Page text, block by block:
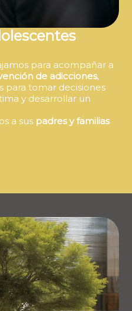
para acompañar a
de adicciones,
para tomar decisiones
y desarrollar un
a sus padres y familias